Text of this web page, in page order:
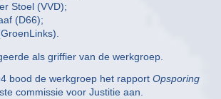
Stoel (VVD);
(D66);
als griffier van de werkgroep.
bood de werkgroep het rapport Opsporing
commissie voor Justitie aan.